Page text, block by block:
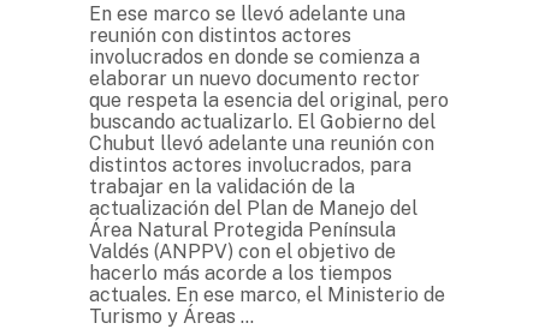
En ese marco se llevó adelante una
reunión con distintos actores
involucrados en donde se comienza a
elaborar un nuevo documento rector
que respeta la esencia del original, pero
buscando actualizarlo. El Gobierno del
Chubut llevó adelante una reunión con
distintos actores involucrados, para
trabajar en la validación de la
actualización del Plan de Manejo del
Área Natural Protegida Península
Valdés (ANPPV) con el objetivo de
hacerlo más acorde a los tiempos
actuales. En ese marco, el Ministerio de
Turismo y Áreas